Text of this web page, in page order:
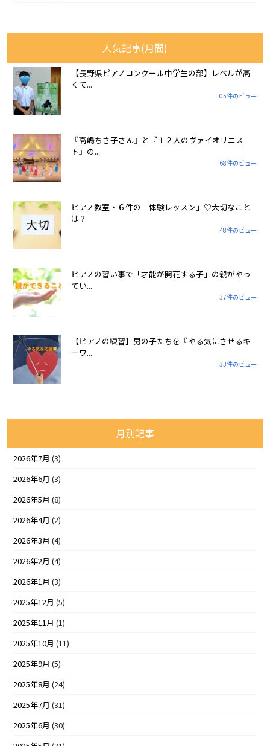
人気記事(月間)
【長野県ピアノコンクール中学生の部】レベルが高
くて...
105件のビュー
『高嶋ちさ子さん』と『１２人のヴァイオリニス
ト』の...
68件のビュー
ピアノ教室・６件の「体験レッスン」♡大切なこと
は？
48件のビュー
ピアノの習い事で「才能が開花する子」の親がやっ
てい...
37件のビュー
【ピアノの練習】男の子たちを『やる気にさせるキ
ーワ...
33件のビュー
月別記事
2026年7月 (3)
2026年6月 (3)
2026年5月 (8)
2026年4月 (2)
2026年3月 (4)
2026年2月 (4)
2026年1月 (3)
2025年12月 (5)
2025年11月 (1)
2025年10月 (11)
2025年9月 (5)
2025年8月 (24)
2025年7月 (31)
2025年6月 (30)